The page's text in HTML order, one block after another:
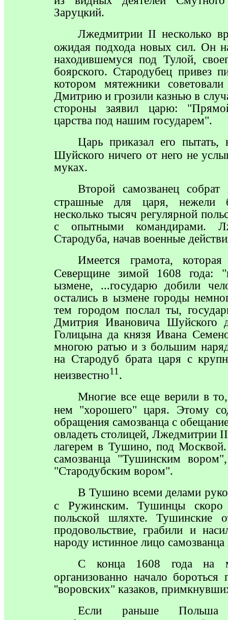
Заруцкий.
Лжедмитрии II несколько
ожидая подхода новых сил. Он
находившемуся под Тулой,
боярского. Стародубец привез
котором мятежники
Дмитрию и грозили казнью в
стороны заявил царю:
царства под нашим государем".
Царь приказал его пытать,
Шуйского ничего от него не
муках.
Второй самозванец
страшные для царя, нежели
несколько тысяч регулярной
с опытными командирами.
Стародуба, начав военные
Имеется грамота, которая
Северщине зимой 1608 года:
ызмене, ...государю добили
остались в ызмене городы
тем городом послал ты,
Дмитрия Ивановича Шуйского
Голицына да князя Ивана
многою ратью и з большим
на Стародуб брата царя с
неизвестно11.
Многие все еще верили в
нем "хорошего" царя. Этому
обращения самозванца с
овладеть столицей, ЛжедмитрииII
лагерем в Тушино, под Москвой.
самозванца "Тушинским
"Стародубским вором".
В Тушино всеми делами
с Ружинским. Тушинцы скоро
польской шляхте. Тушинские
продовольствие, грабили и
народу истинное лицо
С конца 1608 года на
организованно начало
''воровских" казаков,
Если раньше Польша